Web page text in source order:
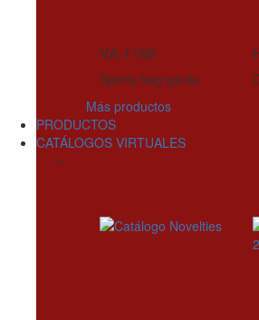
VA-1189
Sporty bag garda
Más productos
PRODUCTOS
CATÁLOGOS VIRTUALES